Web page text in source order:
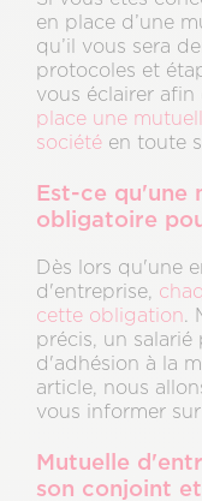
en place d’une
qu’il vous sera
protocoles et
vous éclairer afin
place une
société en toute
Est-ce qu'une
obligatoire
Dès lors qu'une
d'entreprise,
cette obligation
précis, un
d'adhésion à la
article, nous
vous informer
Mutuelle
son conjoint